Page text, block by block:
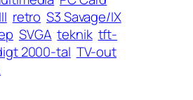
retro S3 Savage/IX
SVGA teknik tft-
2000-tal TV-out